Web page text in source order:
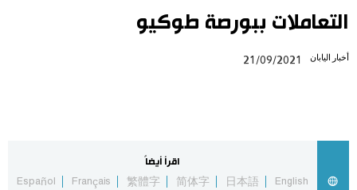
Русский
أحدث الموضوعات
التعاملات ببورصة طوكيو
أخبار اليابان 21/09/2021
اقرأ أيضاً
English
日本語
简体字
繁體字
Français
Español